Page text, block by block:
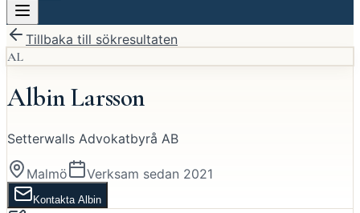
Tillbaka till sökresultaten
AL
Albin Larsson
Setterwalls Advokatbyrå AB
Malmö Verksam sedan 2021
Kontakta Albin